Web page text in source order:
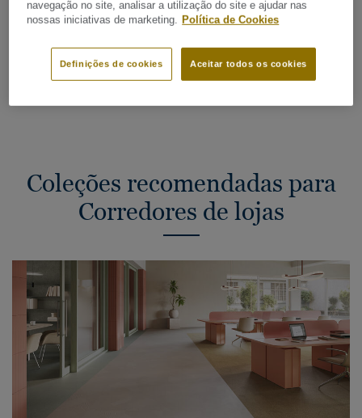
Limpeza fácil com baixos custos de manutenção
Amplo conjunto de opções para padrões e cores
Coleções recomendadas para
Corredores de lojas
navegação no site, analisar a utilização do site e ajudar nas
nossas iniciativas de marketing.
Política de Cookies
Aceitar todos os cookies
Definições de cookies